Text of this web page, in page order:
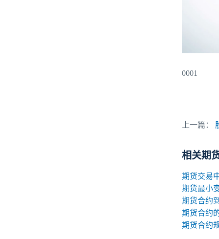
0001
上一篇：
相关期
期货最小
期货合约
期货合约